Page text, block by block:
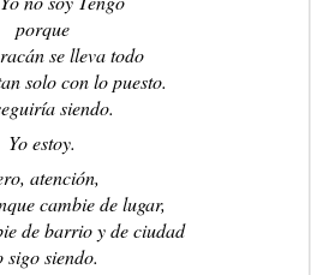
porque
se lleva todo
solo con lo puesto.
siendo.
Yo estoy.
atención,
cambie de lugar,
de barrio y de ciudad
sigo siendo.